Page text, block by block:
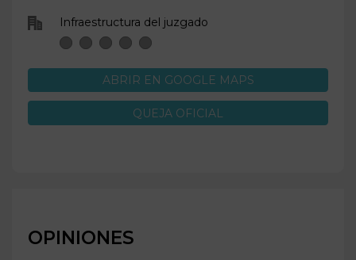
Infraestructura del juzgado
ABRIR EN GOOGLE MAPS
QUEJA OFICIAL
OPINIONES